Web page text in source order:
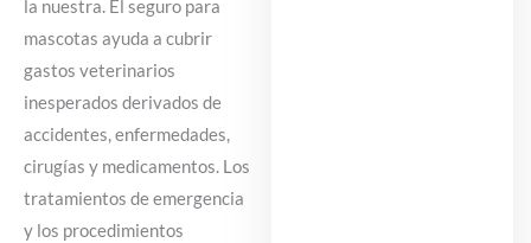
la nuestra. El seguro para
mascotas ayuda a cubrir
gastos veterinarios
inesperados derivados de
accidentes, enfermedades,
cirugías y medicamentos. Los
tratamientos de emergencia
y los procedimientos